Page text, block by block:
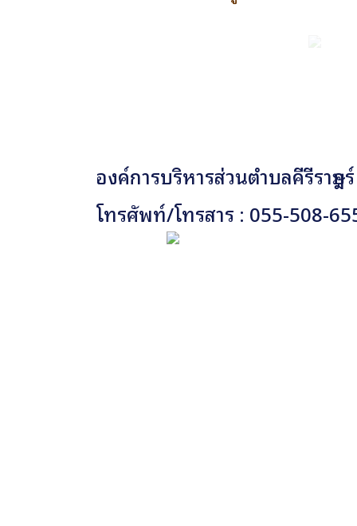
องค์การบริหารส่วนตำบลคีรีราษ
โทรศัพท์/โทรสาร : 055-508-